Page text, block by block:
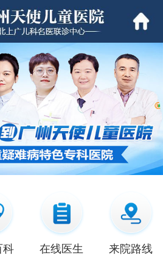
科 在线医生 来院路线